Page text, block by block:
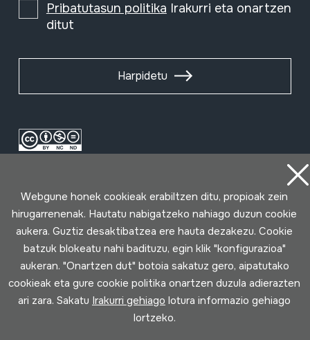
Pribatutasun politika Irakurri eta onartzen
ditut
Harpidetu
Erabilpen baldintzak Pribatutasun politika Cookie politika
Loturak garatua
Webgune honek cookieak erabiltzen ditu, propioak zein
hirugarrenenak. Hautatu nabigatzeko nahiago duzun cookie
aukera. Guztiz desaktibatzea ere hauta dezakezu. Cookie
batzuk blokeatu nahi badituzu, egin klik "konfigurazioa"
aukeran. "Onartzen dut" botoia sakatuz gero, aipatutako
cookieak eta gure cookie politika onartzen duzula adierazten
ari zara. Sakatu Irakurri gehiago lotura informazio gehiago
lortzeko.